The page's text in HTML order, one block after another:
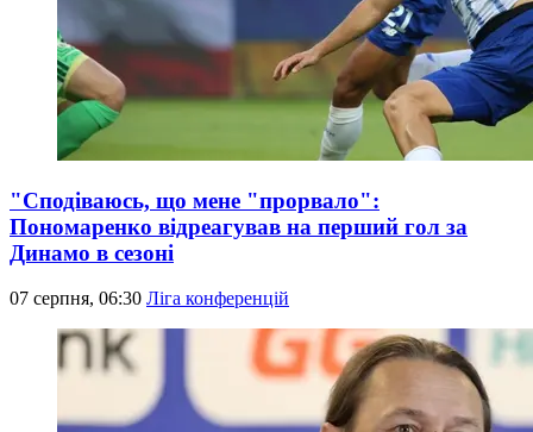
"Сподіваюсь, що мене "прорвало":
Пономаренко відреагував на перший гол за
Динамо в сезоні
07 серпня, 06:30 Ліга конференцій